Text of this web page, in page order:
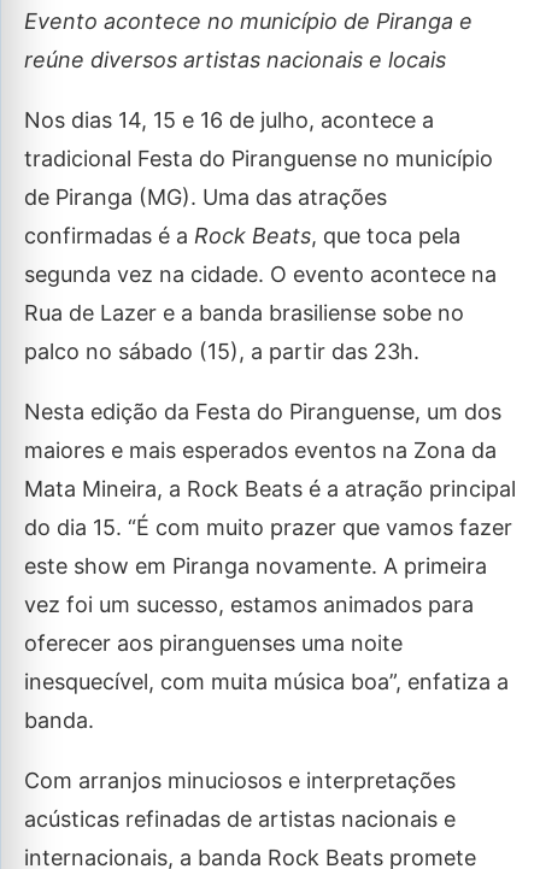
Evento acontece no município de Piranga e
reúne diversos artistas nacionais e locais
Nos dias 14, 15 e 16 de julho, acontece a
tradicional Festa do Piranguense no município
de Piranga (MG). Uma das atrações
confirmadas é a Rock Beats, que toca pela
segunda vez na cidade. O evento acontece na
Rua de Lazer e a banda brasiliense sobe no
palco no sábado (15), a partir das 23h.
Nesta edição da Festa do Piranguense, um dos
maiores e mais esperados eventos na Zona da
Mata Mineira, a Rock Beats é a atração principal
do dia 15. “É com muito prazer que vamos fazer
este show em Piranga novamente. A primeira
vez foi um sucesso, estamos animados para
oferecer aos piranguenses uma noite
inesquecível, com muita música boa”, enfatiza a
banda.
Com arranjos minuciosos e interpretações
acústicas refinadas de artistas nacionais e
internacionais, a banda Rock Beats promete